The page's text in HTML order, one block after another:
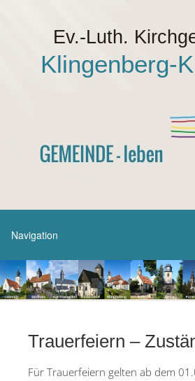
Ev.-Luth.
Klingenberg-
Trauerfeiern –
Für Trauerfeiern gelten ab dem